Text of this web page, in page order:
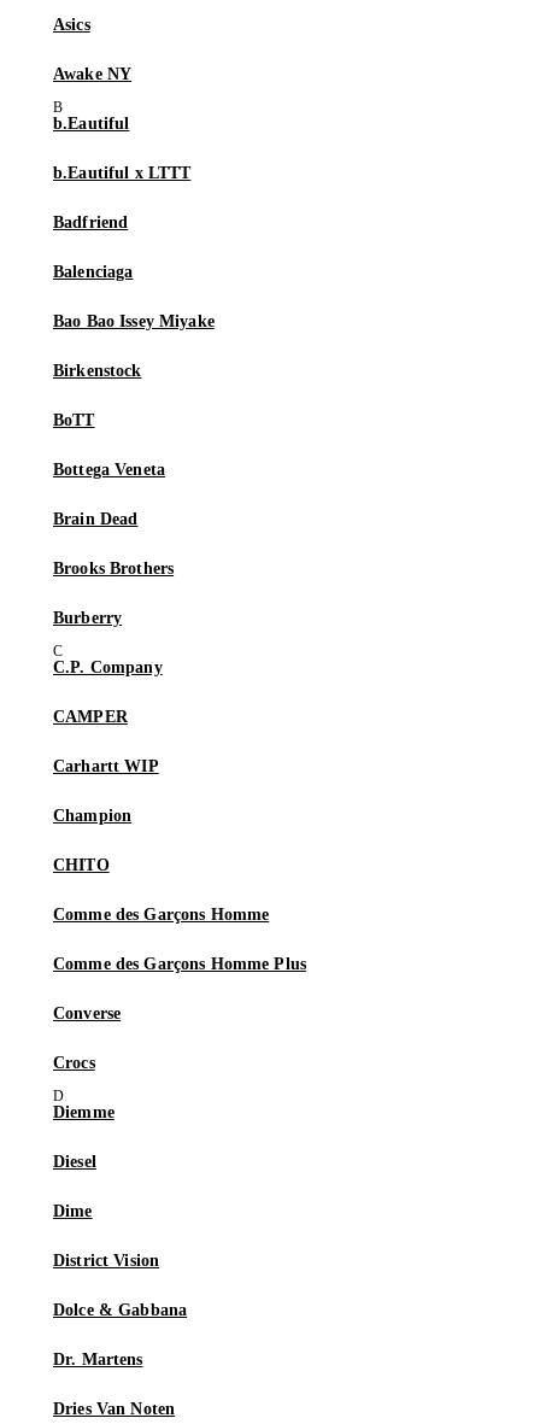
Asics
Awake NY
b.Eautiful
b.Eautiful x LTTT
Badfriend
Balenciaga
Bao Bao Issey Miyake
Birkenstock
BoTT
Bottega Veneta
Brain Dead
Brooks Brothers
Burberry
C.P. Company
CAMPER
Carhartt WIP
Champion
CHITO
Comme des Garçons Homme
Comme des Garçons Homme Plus
Converse
Crocs
Diemme
Diesel
Dime
District Vision
Dolce & Gabbana
Dr. Martens
Dries Van Noten